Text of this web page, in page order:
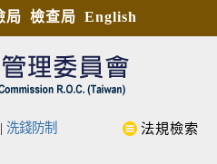
局 檢查局 English
| 洗錢防制 法規檢索